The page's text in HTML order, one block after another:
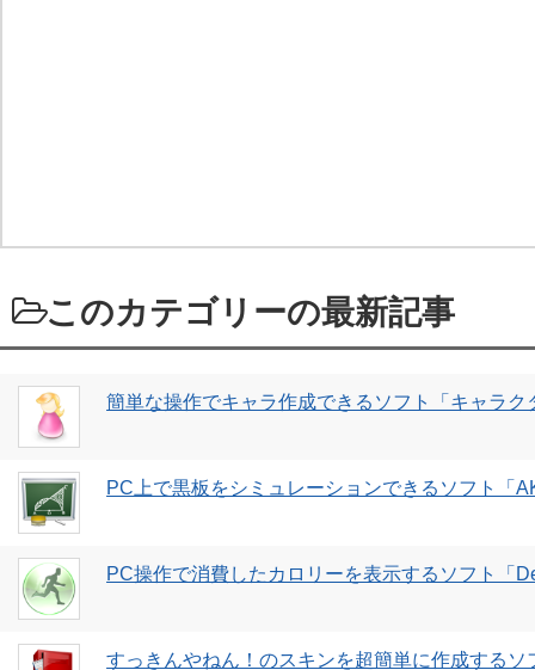
このカテゴリーの最新記事
簡単な操作でキャラ作成できるソフト「キャラク
PC上で黒板をシミュレーションできるソフト「
PC操作で消費したカロリーを表示するソフト「
すっきんやねん！のスキンを超簡単に作成する